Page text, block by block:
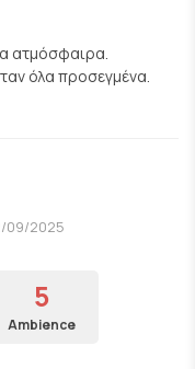
ατμόσφαιρα.
όλα προσεγμένα.
09/2025
5
Ambience